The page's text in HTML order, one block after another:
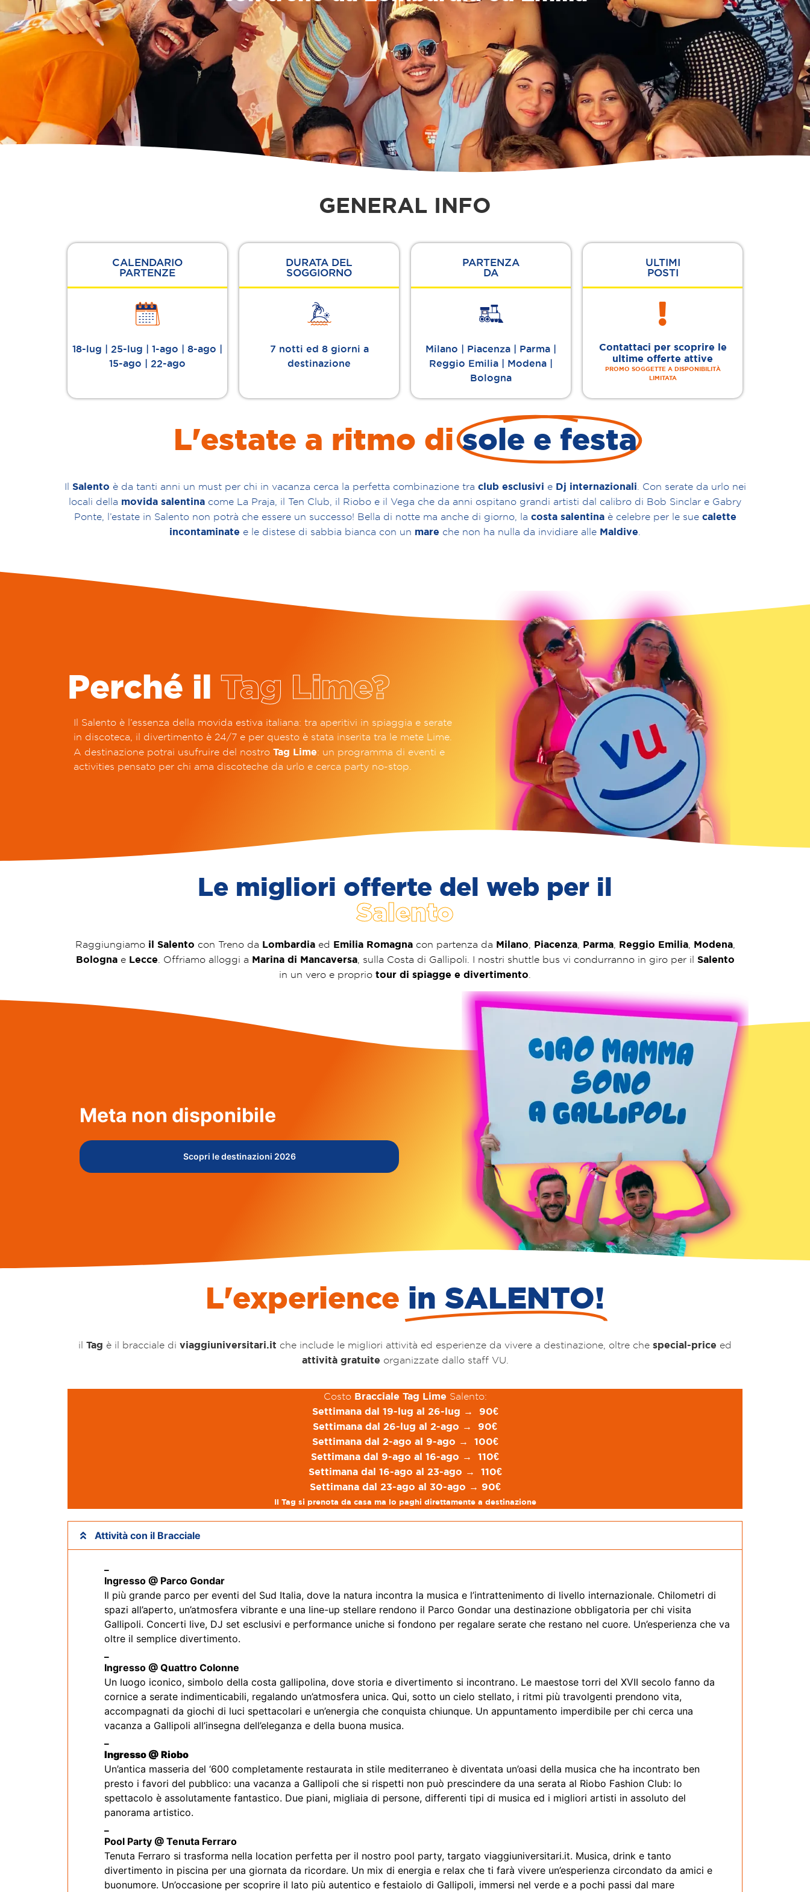
GENERAL INFO
CALENDARIO
PARTENZE
18-lug | 25-lug | 1-ago | 8-ago |
15-ago | 22-ago
DURATA DEL
SOGGIORNO
7 notti ed 8 giorni a
destinazione
PARTENZA
DA
Milano | Piacenza | Parma |
Reggio Emilia | Modena |
Bologna
ULTIMI
POSTI
Contattaci per scoprire le
ultime offerte attive
PROMO SOGGETTE A DISPONIBILITÀ
LIMITATA
L'estate a ritmo disole e festa
Il Salento è da tanti anni un must per chi in vacanza cerca la perfetta combinazione tra club esclusivi e Dj internazionali . Con serate da urlo nei
locali della movida salentina come La Praja, il Ten Club, il Riobo e il Vega che da anni ospitano grandi artisti dal calibro di Bob Sinclar e Gabry
Ponte, l’estate in Salento non potrà che essere un successo! Bella di notte ma anche di giorno, la costa salentina è celebre per le sue calette
incontaminate e le distese di sabbia bianca con un mare che non ha nulla da invidiare alle Maldive
Perché il Tag Lime?
Il Salento è l’essenza della movida estiva italiana: tra aperitivi in spiaggia e serate
in discoteca, il divertimento è 24/7 e per questo è stata inserita tra le mete Lime.
A destinazione potrai usufruire del nostro Tag Lime: un programma di eventi e
activities pensato per chi ama discoteche da urlo e cerca party no-stop.
Le migliori offerte del web per il
Salento
Raggiungiamo il Salento con Treno da Lombardia ed Emilia Romagna con partenza da Milano Piacenza, Parma, Reggio Emilia, Modena,
Bologna eLecce . Offriamo alloggi a Marina di Mancaversa, sulla Costa di Gallipoli. I nostri shuttle bus vi condurranno in giro per il Salento
in un vero e proprio tour di spiagge e divertimento
Meta non disponibile
Scopri le destinazioni 2026
L'experience in SALENTO!
il Tag è il bracciale di viaggiuniversitari.it che include le migliori attività ed esperienze da vivere a destinazione, oltre che special-price ed
attività gratuite organizzate dallo staff VU.
Costo Bracciale Tag Lime Salento:
Settimana dal 19-lug al 26-lug → 90€
Settimana dal 26-lug al 2-ago → 90€
Settimana dal 2-ago al 9-ago → 100€
Settimana dal 9-ago al 16-ago → 110€
Settimana dal 16-ago al 23-ago → 110€
Settimana dal 23-ago al 30-ago → 90€
Il Tag si prenota da casa ma lo paghi direttamente a destinazione
Attività con il Bracciale
Ingresso @ Parco Gondar
Il più grande parco per eventi del Sud Italia, dove la natura incontra la musica e l’intrattenimento di livello internazionale. Chilometri di
spazi all’aperto, un’atmosfera vibrante e una line-up stellare rendono il Parco Gondar una destinazione obbligatoria per chi visita
Gallipoli. Concerti live, DJ set esclusivi e performance uniche si fondono per regalare serate che restano nel cuore. Un’esperienza che va
oltre il semplice divertimento.
Ingresso @ Quattro Colonne
Un luogo iconico, simbolo della costa gallipolina, dove storia e divertimento si incontrano. Le maestose torri del XVII secolo fanno da
cornice a serate indimenticabili, regalando un’atmosfera unica. Qui, sotto un cielo stellato, i ritmi più travolgenti prendono vita,
accompagnati da giochi di luci spettacolari e un’energia che conquista chiunque. Un appuntamento imperdibile per chi cerca una
vacanza a Gallipoli all’insegna dell’eleganza e della buona musica.
Ingresso @ Riobo
Un’antica masseria del ‘600 completamente restaurata in stile mediterraneo è diventata un’oasi della musica che ha incontrato ben
presto i favori del pubblico: una vacanza a Gallipoli che si rispetti non può prescindere da una serata al Riobo Fashion Club: lo
spettacolo è assolutamente fantastico. Due piani, migliaia di persone, differenti tipi di musica ed i migliori artisti in assoluto del
panorama artistico.
Pool Party @ Tenuta Ferraro
Tenuta Ferraro si trasforma nella location perfetta per il nostro pool party, targato viaggiuniversitari.it. Musica, drink e tanto
divertimento in piscina per una giornata da ricordare. Un mix di energia e relax che ti farà vivere un’esperienza circondato da amici e
buonumore. Un’occasione per scoprire il lato più autentico e festaiolo di Gallipoli, immersi nel verde e a pochi passi dal mare